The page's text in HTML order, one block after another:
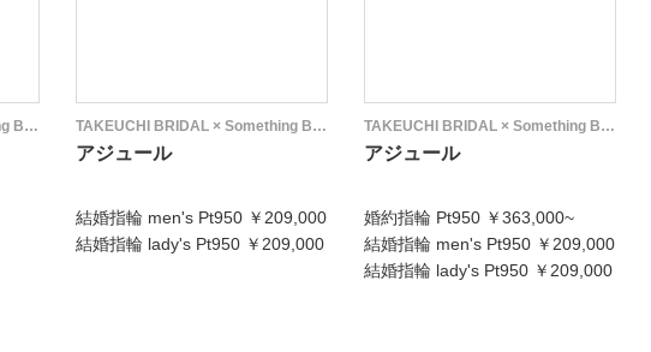
TAKEUCHI BRIDAL × Something Blue TAKEUCHI BRIDAL × Something Blue
アジュール
結婚指輪 men's Pt950 ￥209,000
結婚指輪 lady's Pt950 ￥209,000
TAKEUCHI BRIDAL × Something Blue
アジュール
婚約指輪 Pt950 ￥363,000~
結婚指輪 men's Pt950 ￥209,000
結婚指輪 lady's Pt950 ￥209,000